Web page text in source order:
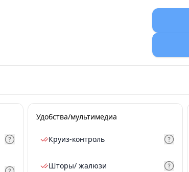
Удобства/мультимедиа
Круиз-контроль
Шторы/ жалюзи